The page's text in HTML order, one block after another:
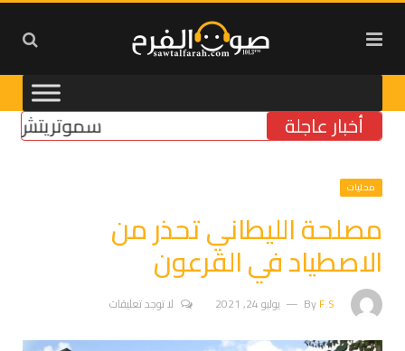
أخبار عاجلة سموتريتش:
محليات
مصلحة الليطاني تحذر من
الاصطياد في القرعون
ByF.S يوليو 24, 2021 لا توجد تعليقات